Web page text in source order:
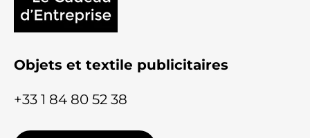
Objets et textile publicitaires
+33 1 84 80 52 38